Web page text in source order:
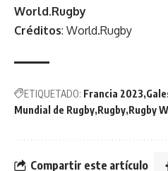
World.Rugby
Créditos: World.Rugby
ETIQUETADO: Francia 2023
Mundial de Rugby Rugby Rugby
Compartir este artículo